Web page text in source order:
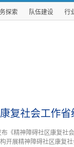
探索 队伍建设 行
复社会工作省
《精神障碍社区康复社
开展精神障碍社区康复